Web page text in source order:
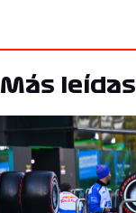
Más leídas